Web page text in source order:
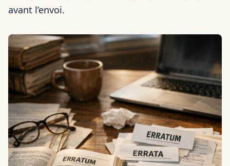
avant l’envoi.